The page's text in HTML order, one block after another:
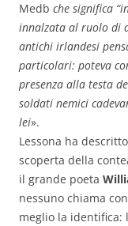
Medb che significa
innalzata al ruolo di
antichi irlandesi
particolari: poteva
presenza alla testa
soldati nemici
lei».
Lessona ha
scoperta della
il grande poeta
nessuno chiama
meglio la identifica: